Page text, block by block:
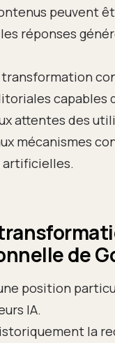
peuvent
réponses
capables
attentes des
mécanismes
de
position
IA.
la